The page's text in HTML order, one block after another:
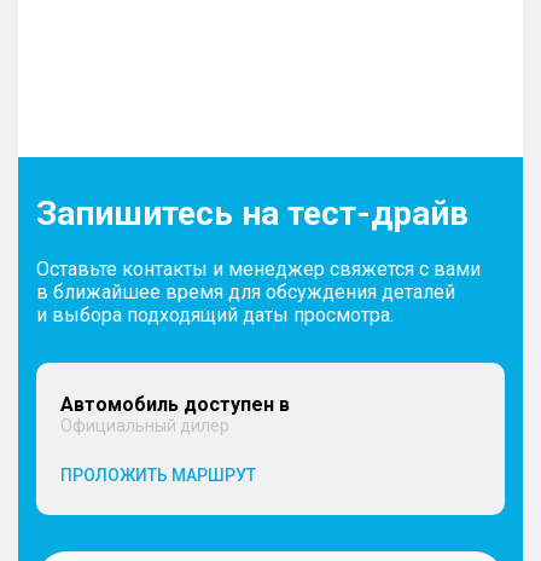
Запишитесь на тест-драйв
Оставьте контакты и менеджер свяжется с вами
в ближайшее время для обсуждения деталей
и выбора подходящий даты просмотра.
Автомобиль доступен в
Официальный дилер
ПРОЛОЖИТЬ МАРШРУТ